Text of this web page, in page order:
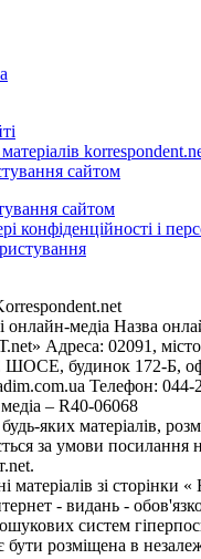
сайтом
сайтом
конфіденційності і
онлайн-медіа Назва
Адреса: 02091,
будинок 172-Б,
Телефон: 044-
– R40-06068
яких матеріалів,
за умови посилання
матеріалів зі сторінки
- видань -
систем
розміщена в